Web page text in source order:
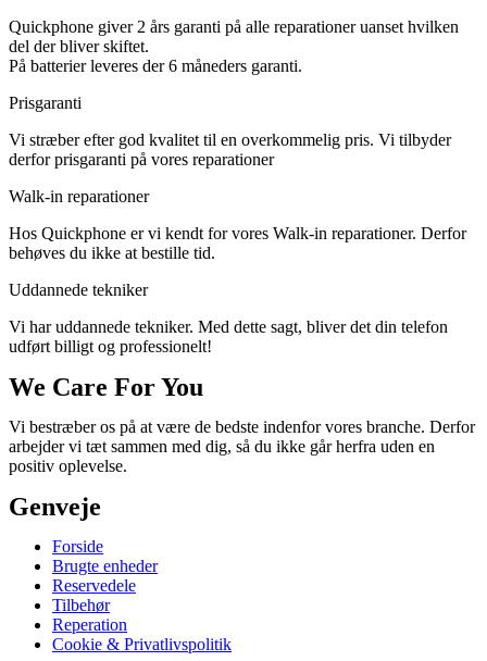
Quickphone giver 2 års garanti på alle reparationer uanset hvilken
del der bliver skiftet.
På batterier leveres der 6 måneders garanti.
Prisgaranti
Vi stræber efter god kvalitet til en overkommelig pris. Vi tilbyder
derfor prisgaranti på vores reparationer
Walk-in reparationer
Hos Quickphone er vi kendt for vores Walk-in reparationer. Derfor
behøves du ikke at bestille tid.
Uddannede tekniker
Vi har uddannede tekniker. Med dette sagt, bliver det din telefon
udført billigt og professionelt!
We Care For You
Vi bestræber os på at være de bedste indenfor vores branche. Derfor
arbejder vi tæt sammen med dig, så du ikke går herfra uden en
positiv oplevelse.
Genveje
Forside
Brugte enheder
Reservedele
Tilbehør
Reperation
Cookie & Privatlivspolitik